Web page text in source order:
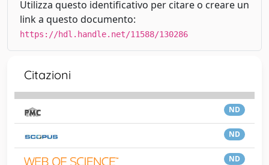
Utilizza questo identificativo per citare o creare un
link a questo documento:
https://hdl.handle.net/11588/130286
Citazioni
ND
ND
ND